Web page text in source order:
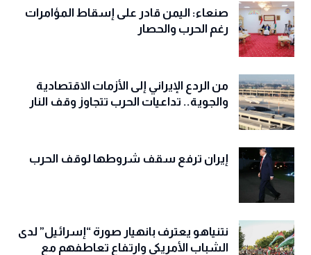
صنعاء: اليمن قادر على إسقاط المؤامرات
رغم الحرب والحصار
من الردع الإيراني إلى الأزمات الاقتصادية
والجوية.. تداعيات الحرب تتجاوز وقف النار
إيران ترفع سقف شروطها لوقف الحرب
نتنياهو يعترف بانهيار صورة “إسرائيل” لدى
الشباب الأمريكي وارتفاع تعاطفهم مع